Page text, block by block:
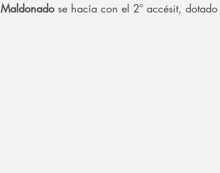
Maldonado se hacía con el 2º accésit,